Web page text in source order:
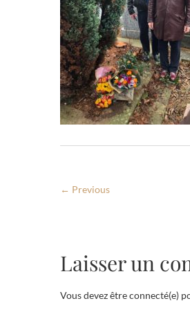
← Previous
Laisser un
Vous devez être connecté(e)